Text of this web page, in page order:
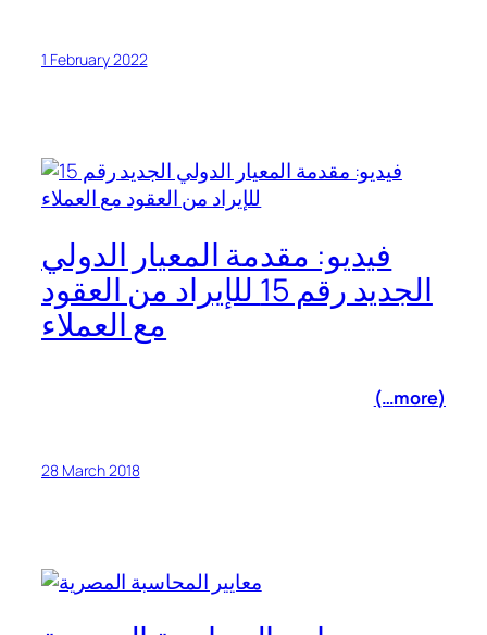
1 February 2022
فيديو: مقدمة المعيار الدولي
الجديد رقم 15 للإيراد من العقود
مع العملاء
(more…)
28 March 2018